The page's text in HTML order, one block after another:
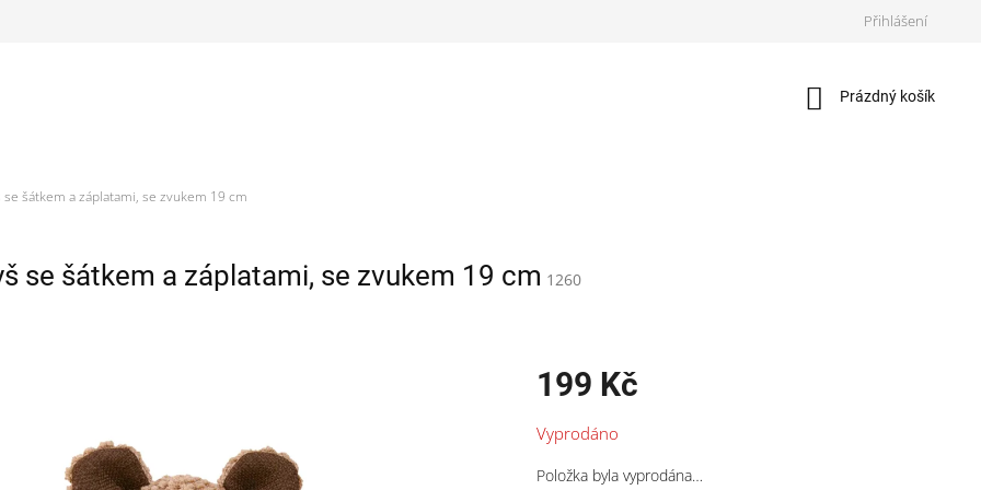
Přihlášení
Nákupní
Prázdný košík
se šátkem a záplatami, se zvukem 19 cm
se šátkem a záplatami, se zvukem 19 cm 1260
199 Kč
cena:
Vyprodáno
Položka byla vyprodána…